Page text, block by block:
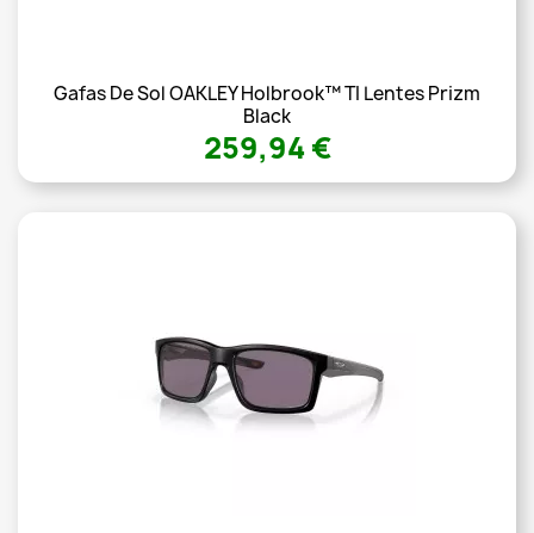
Gafas De Sol OAKLEY Holbrook™ TI Lentes Prizm
Black
259,94 €